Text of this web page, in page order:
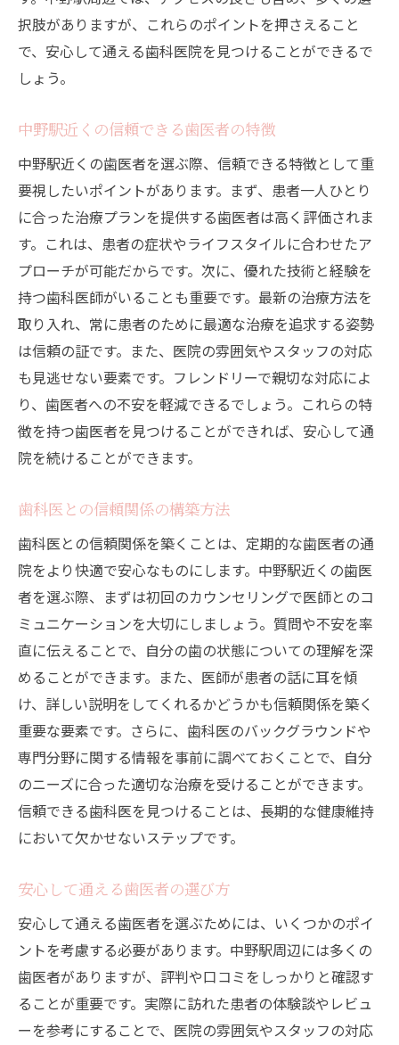
択肢がありますが、これらのポイントを押さえること
で、安心して通える歯科医院を見つけることができるで
しょう。
中野駅近くの信頼できる歯医者の特徴
中野駅近くの歯医者を選ぶ際、信頼できる特徴として重
要視したいポイントがあります。まず、患者一人ひとり
に合った治療プランを提供する歯医者は高く評価されま
す。これは、患者の症状やライフスタイルに合わせたア
プローチが可能だからです。次に、優れた技術と経験を
持つ歯科医師がいることも重要です。最新の治療方法を
取り入れ、常に患者のために最適な治療を追求する姿勢
は信頼の証です。また、医院の雰囲気やスタッフの対応
も見逃せない要素です。フレンドリーで親切な対応によ
り、歯医者への不安を軽減できるでしょう。これらの特
徴を持つ歯医者を見つけることができれば、安心して通
院を続けることができます。
歯科医との信頼関係の構築方法
歯科医との信頼関係を築くことは、定期的な歯医者の通
院をより快適で安心なものにします。中野駅近くの歯医
者を選ぶ際、まずは初回のカウンセリングで医師とのコ
ミュニケーションを大切にしましょう。質問や不安を率
直に伝えることで、自分の歯の状態についての理解を深
めることができます。また、医師が患者の話に耳を傾
け、詳しい説明をしてくれるかどうかも信頼関係を築く
重要な要素です。さらに、歯科医のバックグラウンドや
専門分野に関する情報を事前に調べておくことで、自分
のニーズに合った適切な治療を受けることができます。
信頼できる歯科医を見つけることは、長期的な健康維持
において欠かせないステップです。
安心して通える歯医者の選び方
安心して通える歯医者を選ぶためには、いくつかのポイ
ントを考慮する必要があります。中野駅周辺には多くの
歯医者がありますが、評判や口コミをしっかりと確認す
ることが重要です。実際に訪れた患者の体験談やレビュ
ーを参考にすることで、医院の雰囲気やスタッフの対応